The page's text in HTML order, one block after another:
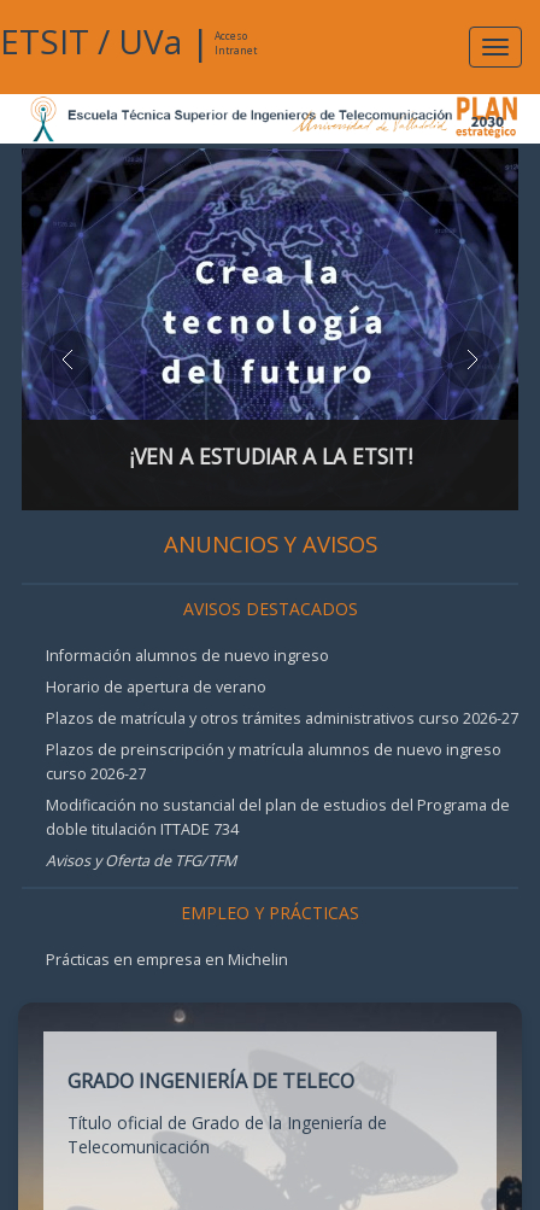
ETSIT / UVa |
Acceso
Intranet
¡VEN A ESTUDIAR A LA ETSIT!
ANUNCIOS Y AVISOS
AVISOS DESTACADOS
Información alumnos de nuevo ingreso
Horario de apertura de verano
Plazos de matrícula y otros trámites administrativos curso 2026-27
Plazos de preinscripción y matrícula alumnos de nuevo ingreso
curso 2026-27
Modificación no sustancial del plan de estudios del Programa de
doble titulación ITTADE 734
Avisos y Oferta de TFG/TFM
EMPLEO Y PRÁCTICAS
Prácticas en empresa en Michelin
GRADO INGENIERÍA DE TELECO
Título oficial de Grado de la Ingeniería de
Telecomunicación